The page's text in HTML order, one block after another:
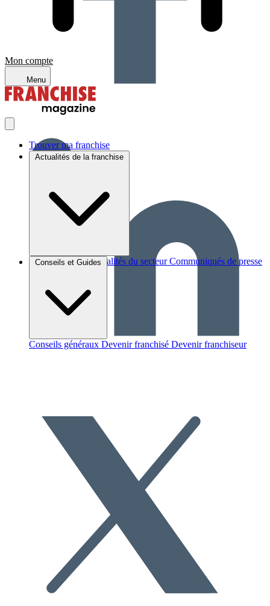
Mon compte
Menu
Trouver ma franchise
Actualités de la franchise
Brèves et actus Actualités du secteur Communiqués de presse
Conseils et Guides
Conseils généraux Devenir franchisé Devenir franchiseur